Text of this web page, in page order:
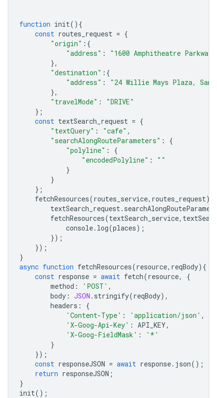
function init(){
const routes_request = {
"origin" : {
"address" :
"1600 Amphitheatre
},
"destination" : {
"address" :
"24 Willie Mays Plaza, San
},
"travelMode" :
"DRIVE"
};
const textSearch_request = {
"textQuery" : "cafe" ,
"searchAlongRouteParameters" :
{
"polyline" :
{
"encodedPolyline" :
""
}
}
};
fetchResources(routes_service, routes_request).
textSearch_request.
fetchResources(textSearch_service,
console. log(places);
});
});
}
async function fetchResources(resource, reqBody){
const response = await fetch(resource,
{
method : 'POST' ,
body : JSON . stringify(reqBody),
headers :
{
'Content-Type' : 'application/json' ,
'X-Goog-Api-Key' : API_KEY,
'X-Goog-FieldMask' :
'*'
}
});
const responseJSON = await response. json();
return responseJSON ;
}
init();